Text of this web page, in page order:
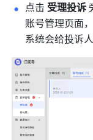
点击 受理投诉
账号管理页面
系统会给投诉